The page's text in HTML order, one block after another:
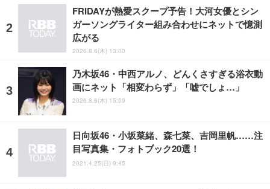
FRIDAYが熱愛スクープ予告！大河女優とシン
ガーソングライター組み合わせにネットで憶測
広がる
2026.8.6(木) 13:00
乃木坂46・中西アルノ、どんくさすぎる浴衣動
画にネット「相変わらず」「嘘でしょ…」
2026.8.6(木) 15:09
日向坂46・小坂菜緒、森七菜、吉岡里帆……注
目写真集・フォトブック20選！
2021.4.25(日) 9:45